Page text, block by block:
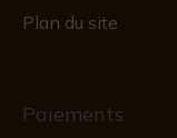
Plan du site
Paiements